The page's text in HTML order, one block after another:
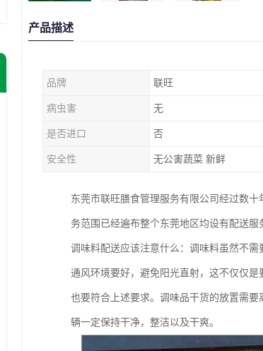
产品描述
品牌 联旺
病虫害 无
是否进口 否
安全性 无公害蔬菜 新鲜
东莞市联旺膳食管理服务有限公司经过数
务范围已经遍布整个东莞地区均设有配送服
调味料配送应该注意什么：调味料虽然不需
通风环境要好，避免阳光直射，这不仅仅
也要符合上述要求。调味品干货的放置需
辆一定保持干净，整洁以及干爽。